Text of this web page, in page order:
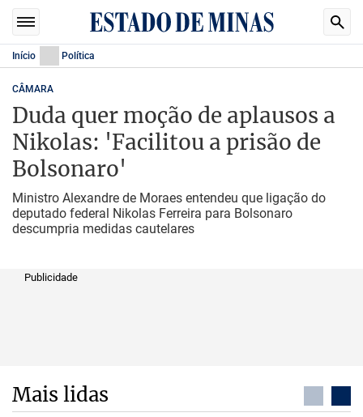
Início Política
CÂMARA
Duda quer moção de aplausos a
Nikolas: 'Facilitou a prisão de
Bolsonaro'
Ministro Alexandre de Moraes entendeu que ligação do
deputado federal Nikolas Ferreira para Bolsonaro
descumpria medidas cautelares
Publicidade
Mais lidas